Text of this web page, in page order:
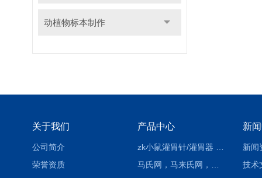
动植物标本制作
关于我们
公司简介
荣誉资质
产品中心 新
新闻
技术